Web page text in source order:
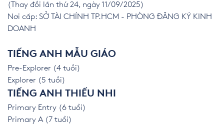
(Thay đổi lần thứ 24, ngày 11/09/2025)
Nơi cấp: SỞ TÀI CHÍNH TP.HCM - PHÒNG ĐĂNG KÝ KINH
DOANH
TIẾNG ANH MẪU GIÁO
Pre-Explorer (4 tuổi)
Explorer (5 tuổi)
TIẾNG ANH THIẾU NHI
Primary Entry (6 tuổi)
Primary A (7 tuổi)